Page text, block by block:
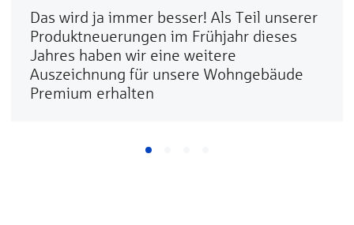
Das wird ja immer besser! Als Teil unserer
Produktneuerungen im Frühjahr dieses
Jahres haben wir eine weitere
Auszeichnung für unsere Wohngebäude
Premium erhalten